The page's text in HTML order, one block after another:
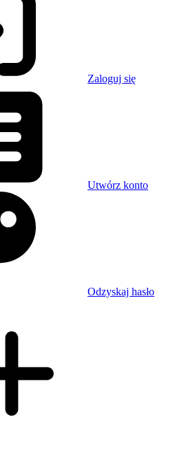
Zaloguj się
Utwórz konto
Odzyskaj hasło